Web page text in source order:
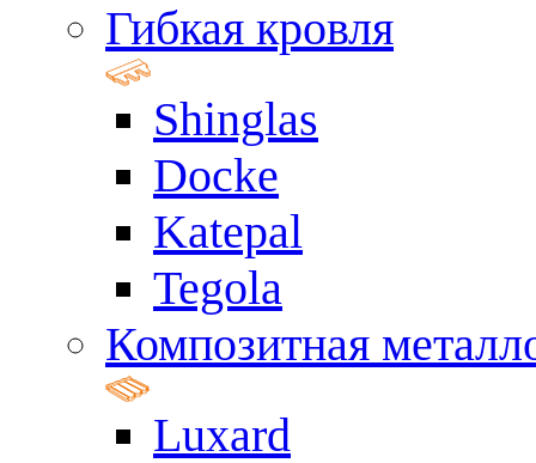
Гибкая кровля
Shinglas
Docke
Katepal
Tegola
Композитная
Luxard